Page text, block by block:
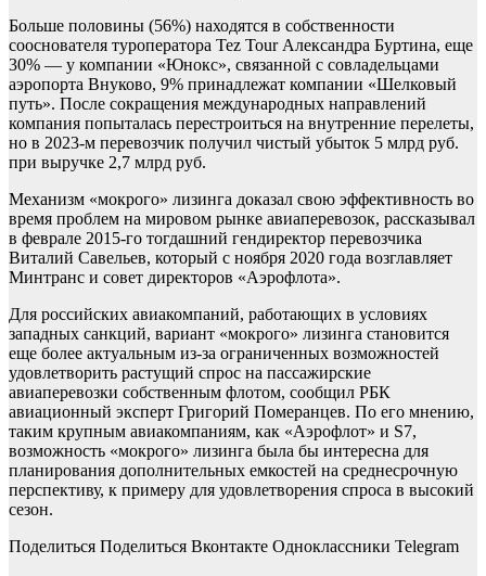
Больше половины (56%) находятся в собственности
сооснователя туроператора Tez Tour Александра Буртина, еще
30% — у компании «Юнокс», связанной с совладельцами
аэропорта Внуково, 9% принадлежат компании «Шелковый
путь». После сокращения международных направлений
компания попыталась перестроиться на внутренние перелеты,
но в 2023-м перевозчик получил чистый убыток 5 млрд руб.
при выручке 2,7 млрд руб.
Механизм «мокрого» лизинга доказал свою эффективность во
время проблем на мировом рынке авиаперевозок, рассказывал
в феврале 2015-го тогдашний гендиректор перевозчика
Виталий Савельев, который с ноября 2020 года возглавляет
Минтранс и совет директоров «Аэрофлота».
Для российских авиакомпаний, работающих в условиях
западных санкций, вариант «мокрого» лизинга становится
еще более актуальным из-за ограниченных возможностей
удовлетворить растущий спрос на пассажирские
авиаперевозки собственным флотом, сообщил РБК
авиационный эксперт Григорий Померанцев. По его мнению,
таким крупным авиакомпаниям, как «Аэрофлот» и S7,
возможность «мокрого» лизинга была бы интересна для
планирования дополнительных емкостей на среднесрочную
перспективу, к примеру для удовлетворения спроса в высокий
сезон.
Поделиться Поделиться Вконтакте Одноклассники Telegram